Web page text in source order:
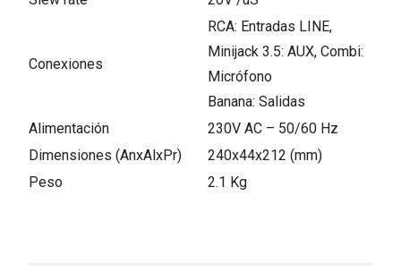
Conexiones
RCA: Entradas LINE,
Minijack 3.5: AUX, Combi:
Micrófono
Banana: Salidas
Alimentación
230V AC – 50/60 Hz
Dimensiones (AnxAlxPr)
240x44x212 (mm)
Peso
2.1 Kg